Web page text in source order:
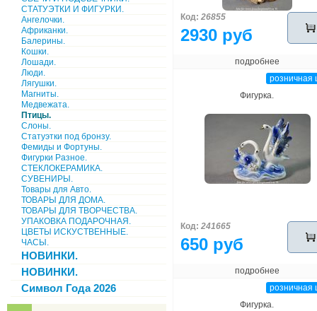
СТАТУЭТКИ И ФИГУРКИ.
Ангелочки.
Африканки.
Балерины.
Кошки.
Лошади.
Люди.
Лягушки.
Магниты.
Медвежата.
Птицы.
Слоны.
Статуэтки под бронзу.
Фемиды и Фортуны.
Фигурки Разное.
СТЕКЛОКЕРАМИКА.
СУВЕНИРЫ.
Товары для Авто.
ТОВАРЫ ДЛЯ ДОМА.
ТОВАРЫ ДЛЯ ТВОРЧЕСТВА.
УПАКОВКА ПОДАРОЧНАЯ.
ЦВЕТЫ ИСКУСТВЕННЫЕ.
ЧАСЫ.
НОВИНКИ.
НОВИНКИ.
Символ Года 2026
Код: 26855
2930 руб
подробнее
розничная
Фигурка.
Код: 241665
650 руб
подробнее
розничная
Фигурка.